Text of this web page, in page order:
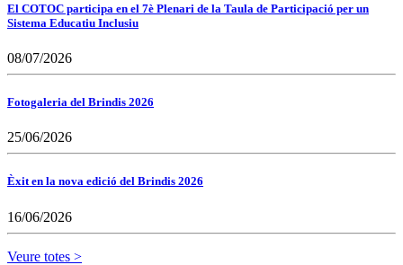
El COTOC participa en el 7è Plenari de la Taula de Participació per un
Sistema Educatiu Inclusiu
08/07/2026
Fotogaleria del Brindis 2026
25/06/2026
Èxit en la nova edició del Brindis 2026
16/06/2026
Veure totes >